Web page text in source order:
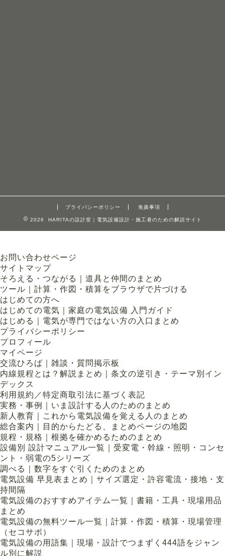
プライバシーポリシー 免責事項
2026 HARITAの設計室｜電気設備設計・施工者のための解説サイト
お問い合わせページ
サイトマップ
そろえる・つながる｜道具と仲間のまとめ
ツール｜計算・作図・積算をブラウザで片づける
はじめての方へ
はじめての電気｜家庭の電気設備 入門ガイド
はじめる｜電気が専門ではない方の入口まとめ
プライバシーポリシー
プロフィール
マイページ
交流ひろば｜雑談・質問掲示板
内線規程とは？解説まとめ｜条文の逆引き・テーマ別イン
デックス
利用規約／特定商取引法に基づく表記
実務・事例｜いま設計する人のためのまとめ
新人教育｜これから電気設備を覚える人のまとめ
総合案内｜目的からたどる、まとめページの地図
規程・規格｜根拠を確かめるためのまとめ
設備別 設計マニュアル一覧｜受変電・幹線・照明・コンセ
ント・弱電の5シリーズ
調べる｜数字をすぐ引くためのまとめ
電気設備 早見表まとめ｜サイズ選定・許容電流・接地・支
持間隔
電気設備のおすすめアイテム一覧｜書籍・工具・現場用品
まとめ
電気設備の無料ツール一覧｜計算・作図・積算・現場管理
（セコサポ）
電気設備の用語集｜現場・設計でつまずく444語をジャン
ル別に解説